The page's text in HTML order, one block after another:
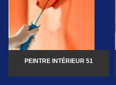
PEINTRE INTÉRIEUR 51